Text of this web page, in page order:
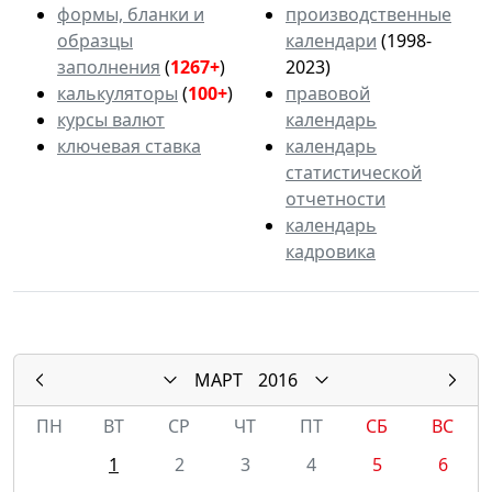
формы, бланки и
образцы
заполнения (1267+)
калькуляторы (100+)
курсы валют
ключевая ставка
производственные
календари (1998-
2023)
правовой
календарь
календарь
статистической
отчетности
календарь
кадровика
МАРТ
2016
ПН
ВТ СР ЧТ ПТ СБ
ВС
1
2 3 4 5
6